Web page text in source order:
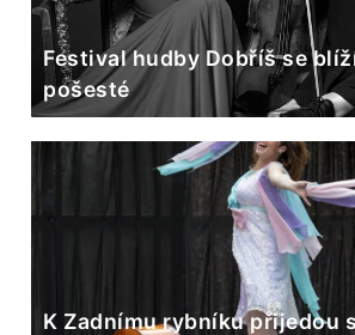
Festival hudby Dobříš se
pošesté
K Zadnímu rybníku přijedou